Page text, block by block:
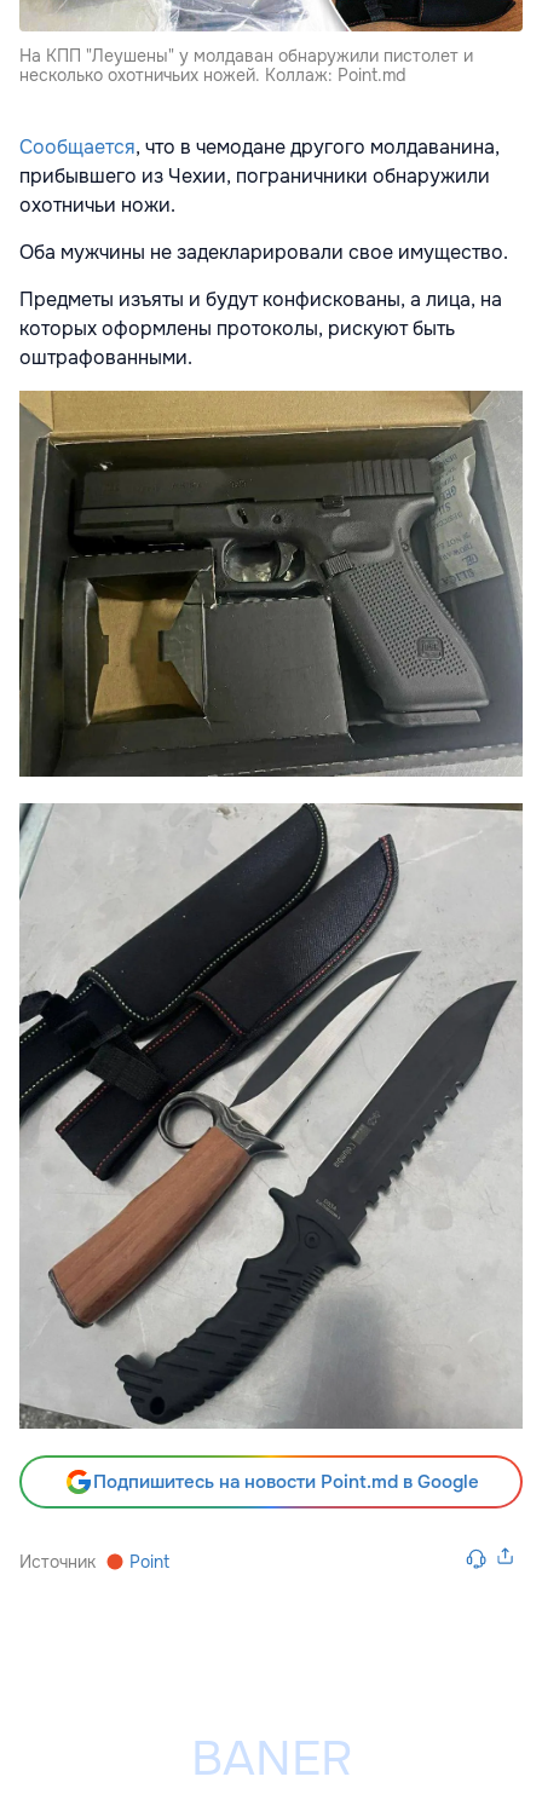
На КПП "Леушены" у молдаван обнаружили пистолет и
несколько охотничьих ножей. Коллаж: Point.md
Сообщается, что в чемодане другого молдаванина,
прибывшего из Чехии, пограничники обнаружили
охотничьи ножи.
Оба мужчины не задекларировали свое имущество.
Предметы изъяты и будут конфискованы, а лица, на
которых оформлены протоколы, рискуют быть
оштрафованными.
Подпишитесь на новости Point.md в Google
Источник Point